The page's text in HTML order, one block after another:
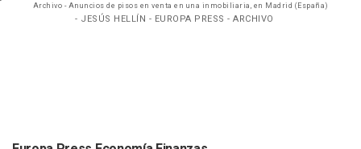
Archivo - Anuncios de pisos en venta en una inmobiliaria, en Madrid (España)
- JESÚS HELLÍN - EUROPA PRESS - ARCHIVO